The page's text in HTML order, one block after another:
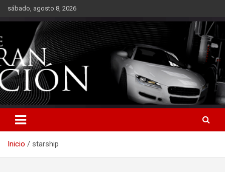
Saltarsábado, agosto 8, 2026
Inicio starship